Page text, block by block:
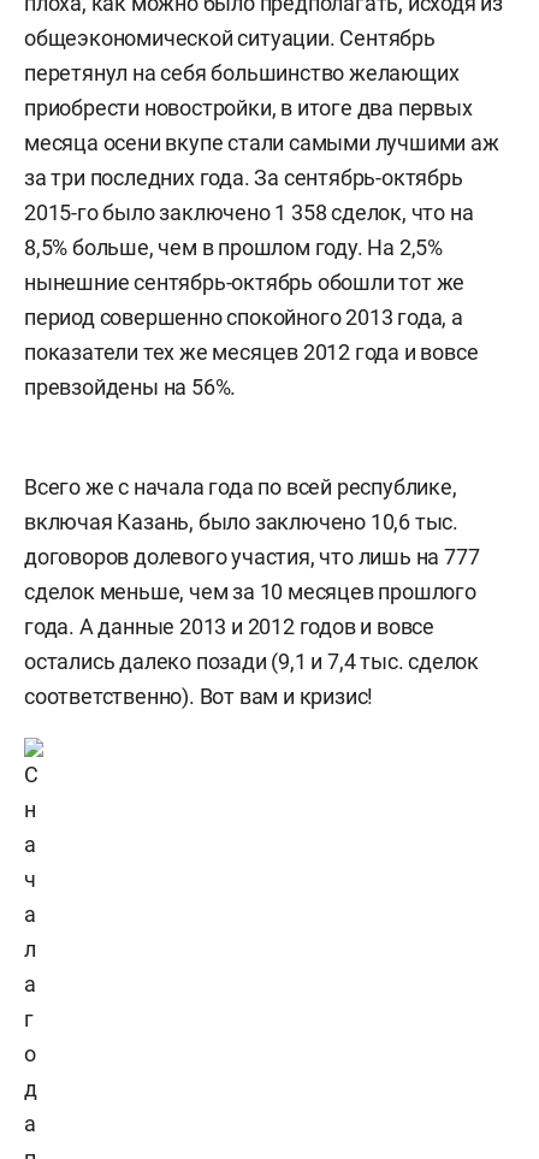
общеэкономической ситуации. Сентябрь
перетянул на себя большинство желающих
приобрести новостройки, в итоге два первых
месяца осени вкупе стали самыми лучшими аж
за три последних года. За сентябрь-октябрь
2015-го было заключено 1 358 сделок, что на
8,5% больше, чем в прошлом году. На 2,5%
нынешние сентябрь-октябрь обошли тот же
период совершенно спокойного 2013 года, а
показатели тех же месяцев 2012 года и вовсе
превзойдены на 56%.
Всего же с начала года по всей республике,
включая Казань, было заключено 10,6 тыс.
договоров долевого участия, что лишь на 777
сделок меньше, чем за 10 месяцев прошлого
года. А данные 2013 и 2012 годов и вовсе
остались далеко позади (9,1 и 7,4 тыс. сделок
соответственно). Вот вам и кризис!